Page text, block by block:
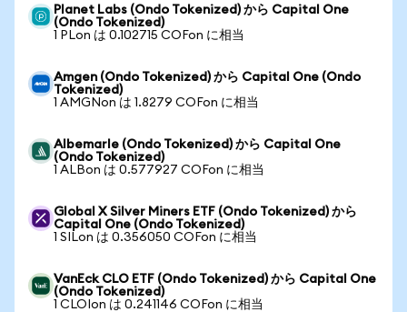
Planet Labs (Ondo Tokenized) から Capital One
(Ondo Tokenized)
1 PLon は 0.102715 COFon に相当
Amgen (Ondo Tokenized) から Capital One (Ondo
Tokenized)
1 AMGNon は 1.8279 COFon に相当
Albemarle (Ondo Tokenized) から Capital One
(Ondo Tokenized)
1 ALBon は 0.577927 COFon に相当
Global X Silver Miners ETF (Ondo Tokenized) から
Capital One (Ondo Tokenized)
1 SILon は 0.356050 COFon に相当
VanEck CLO ETF (Ondo Tokenized) から Capital One
(Ondo Tokenized)
1 CLOIon は 0.241146 COFon に相当